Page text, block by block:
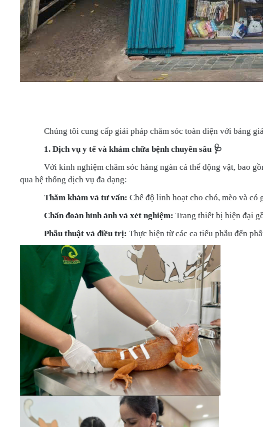
Chúng tôi cung cấp giải pháp chăm sóc toàn diện với bảng
1. Dịch vụ y tế và khám chữa bệnh chuyên sâu 🩺
Với kinh nghiệm chăm sóc hàng ngàn cá thể động vật, bao
qua hệ thống dịch vụ đa dạng:
Thăm khám và tư vấn: Chế độ linh hoạt cho chó, mèo và
Chẩn đoán hình ảnh và xét nghiệm: Trang thiết bị hiện đại
Phẫu thuật và điều trị: Thực hiện từ các ca tiểu phẫu đến